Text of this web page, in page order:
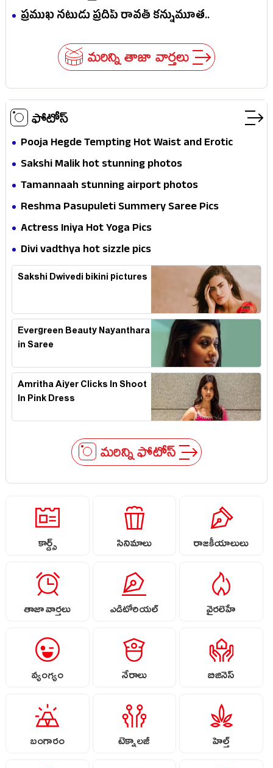
ఎవరు?
ప్రముఖ నటుడు ప్రదీప్ రావత్ కన్నుమూత..
మరిన్ని తాజా వార్తలు
ఫోటోస్
Pooja Hegde Tempting Hot Waist and Erotic
Expression in Black Saree
Sakshi Malik hot stunning photos
Tamannaah stunning airport photos
Reshma Pasupuleti Summery Saree Pics
Actress Iniya Hot Yoga Pics
Divi vadthya hot sizzle pics
Sakshi Dwivedi bikini pictures
Evergreen Beauty Nayanthara
in Saree
Amritha Aiyer Clicks In Shoot
In Pink Dress
మరిన్ని ఫోటోస్
కార్డ్స్ సినిమాలు రాజకీయాలులు
తాజా వార్తలు ఎడిటోరియల్ వైరలెహే
వ్యంగ్యం నేరాలు బిజినెస్
బంగారం టెక్నాలజీ హెల్త్